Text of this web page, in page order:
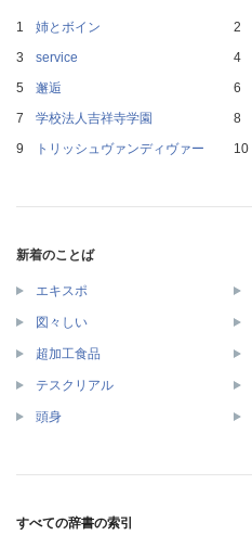
姉とボイン
service
邂逅
学校法人吉祥寺学園
トリッシュヴァンディヴァー
新着のことば
エキスポ
図々しい
超加工食品
テスクリアル
頭身
すべての辞書の索引